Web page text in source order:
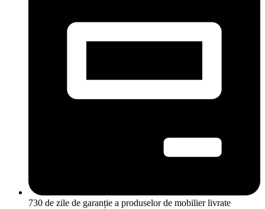
730 de zile de garanție a produselor de mobilier livrate